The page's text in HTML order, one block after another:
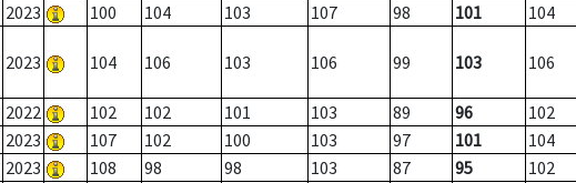
2023 100 104 103 107 98 101 104
2023 104 106 103 106 99 103 106
2022 102 102 101 103 89 96
102
2023 107 102 100 103 97 101
104
2023 108 98 98 103 87 95
102